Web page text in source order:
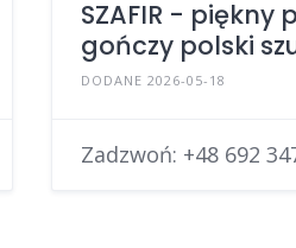
SZAFIR - piękny
gończy polski
DODANE 2026-05-18
Zadzwoń: +48 692